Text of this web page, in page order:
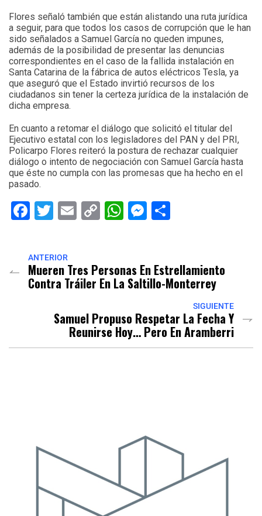
Flores señaló también que están alistando una ruta jurídica
a seguir, para que todos los casos de corrupción que le han
sido señalados a Samuel García no queden impunes,
además de la posibilidad de presentar las denuncias
correspondientes en el caso de la fallida instalación en
Santa Catarina de la fábrica de autos eléctricos Tesla, ya
que aseguró que el Estado invirtió recursos de los
ciudadanos sin tener la certeza jurídica de la instalación de
dicha empresa.
En cuanto a retomar el diálogo que solicitó el titular del
Ejecutivo estatal con los legisladores del PAN y del PRI,
Policarpo Flores reiteró la postura de rechazar cualquier
diálogo o intento de negociación con Samuel García hasta
que éste no cumpla con las promesas que ha hecho en el
pasado.
Facebook
Twitter
EmailCopyWhatsApp
Messenger
ANTERIOR
Mueren Tres Personas En Estrellamiento
Contra Tráiler En La Saltillo-Monterrey
SIGUIENTE
Samuel Propuso Respetar La Fecha Y
Reunirse Hoy… Pero En Aramberri